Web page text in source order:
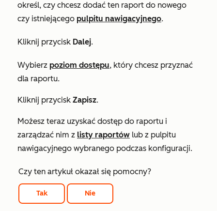
określ, czy chcesz dodać ten raport do nowego
czy istniejącego pulpitu nawigacyjnego.
Kliknij przycisk Dalej.
Wybierz poziom dostępu, który chcesz przyznać
dla raportu.
Kliknij przycisk Zapisz.
Możesz teraz uzyskać dostęp do raportu i
zarządzać nim z listy raportów lub z pulpitu
nawigacyjnego wybranego podczas konfiguracji.
Czy ten artykuł okazał się pomocny?
Tak Nie